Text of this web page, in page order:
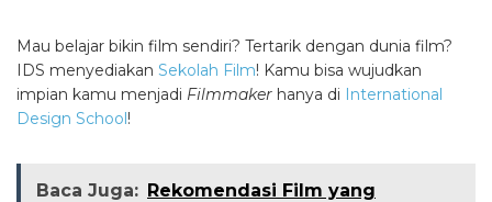
Mau belajar bikin film sendiri? Tertarik dengan dunia film?
IDS menyediakan Sekolah Film! Kamu bisa wujudkan
impian kamu menjadi Filmmaker hanya di International
Design School!
Baca Juga: Rekomendasi Film yang